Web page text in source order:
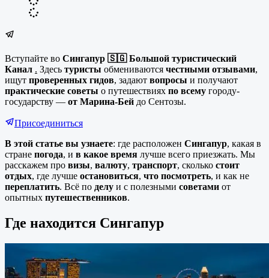
Вступайте во Сингапур 🇸🇬 Большой туристический
Канал . Здесь туристы обмениваются честными отзывами,
ищут проверенных гидов, задают вопросы и получают
практические советы о путешествиях по всему городу-
государству — от Марина-Бей до Сентозы.
Присоединиться
В этой статье вы узнаете: где расположен Сингапур, какая в
стране погода, и в какое время лучше всего приезжать. Мы
расскажем про визы, валюту, транспорт, сколько стоит
отдых, где лучше остановиться, что посмотреть, и как не
переплатить. Всё по делу и с полезными советами от
опытных путешественников.
Где находится Сингапур